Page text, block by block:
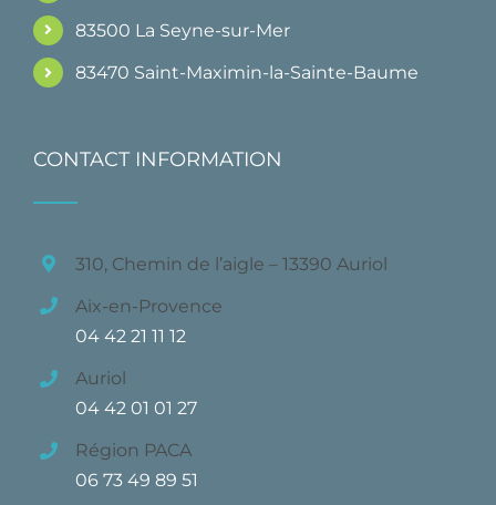
83500 La Seyne-sur-Mer
83470 Saint-Maximin-la-Sainte-Baume
CONTACT INFORMATION
310, Chemin de l’aigle – 13390 Auriol
Aix-en-Provence
04 42 21 11 12
Auriol
04 42 01 01 27
Région PACA
06 73 49 89 51